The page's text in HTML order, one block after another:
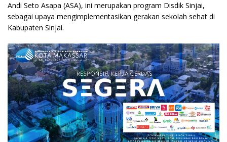
Andi Seto Asapa (ASA), ini merupakan program Disdik Sinjai,
sebagai upaya mengimplementasikan gerakan sekolah sehat di
Kabupaten Sinjai.